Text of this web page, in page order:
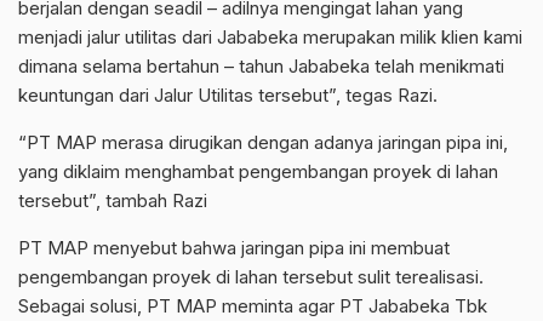
berjalan dengan seadil – adilnya mengingat lahan yang
menjadi jalur utilitas dari Jababeka merupakan milik klien kami
dimana selama bertahun – tahun Jababeka telah menikmati
keuntungan dari Jalur Utilitas tersebut”, tegas Razi.
“PT MAP merasa dirugikan dengan adanya jaringan pipa ini,
yang diklaim menghambat pengembangan proyek di lahan
tersebut”, tambah Razi
PT MAP menyebut bahwa jaringan pipa ini membuat
pengembangan proyek di lahan tersebut sulit terealisasi.
Sebagai solusi, PT MAP meminta agar PT Jababeka Tbk